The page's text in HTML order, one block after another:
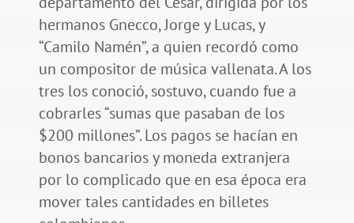
hermanos Gnecco, Jorge y Lucas, y
“Camilo Namén”, a quien recordó como
un compositor de música vallenata. A los
tres los conoció, sostuvo, cuando fue a
cobrarles “sumas que pasaban de los
$200 millones”. Los pagos se hacían en
bonos bancarios y moneda extranjera
por lo complicado que en esa época era
mover tales cantidades en billetes